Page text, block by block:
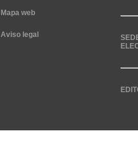
Mapa web
Aviso legal